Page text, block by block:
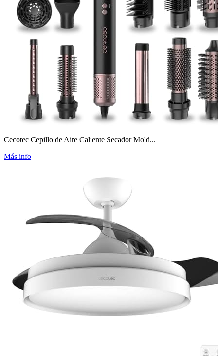
Cecotec Cepillo de Aire Caliente Secador Mold...
Más info